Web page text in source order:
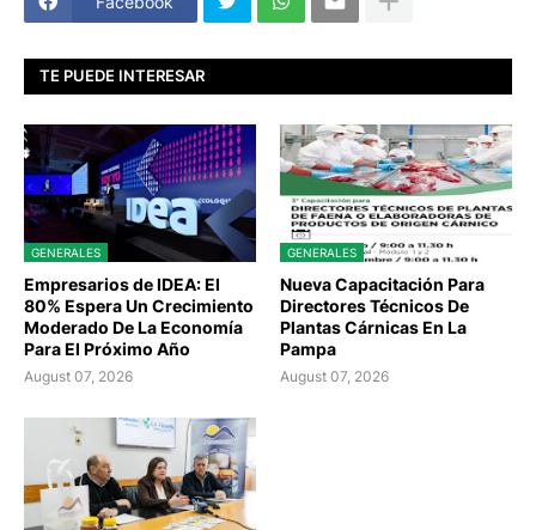
TE PUEDE INTERESAR
GENERALES
Empresarios de IDEA: El
80% Espera Un Crecimiento
Moderado De La Economía
Para El Próximo Año
August 07, 2026
GENERALES
Nueva Capacitación Para
Directores Técnicos De
Plantas Cárnicas En La
Pampa
August 07, 2026